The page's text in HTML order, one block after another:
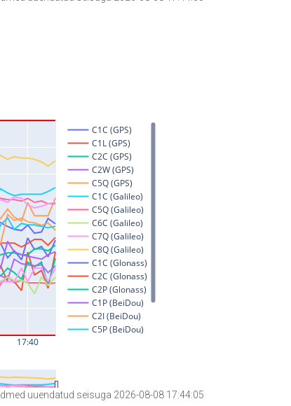
uuendatud seisuga 2026-08-08 17:44:05